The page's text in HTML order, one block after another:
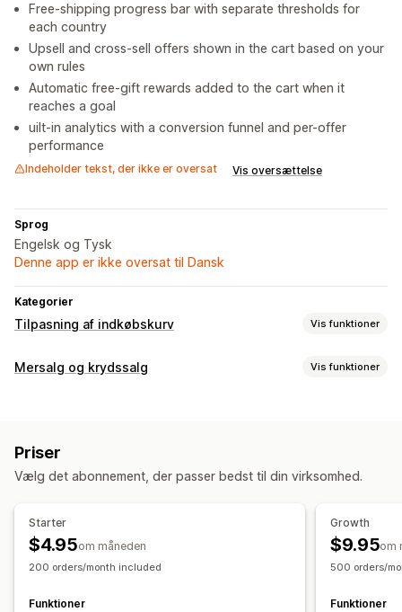
Free-shipping progress bar with separate thresholds for
each country
Upsell and cross-sell offers shown in the cart based on your
own rules
Automatic free-gift rewards added to the cart when it
reaches a goal
uilt-in analytics with a conversion funnel and per-offer
performance
Indeholder tekst, der ikke er oversat Vis oversættelse
Sprog
Engelsk og Tysk
Denne app er ikke oversat til Dansk
Kategorier
Tilpasning af indkøbskurv Vis funktioner
Kurvvisning
Fastgjort indkøbskurv
Køb mere, spar mere
Leveringsbjælke
Gratis gaver
Mersalg og krydssalg Vis funktioner
Indkøbskurvskuffe
Flere sprog Tilpassede regler
Gratis gaver
Analyser
Priser
Vælg det abonnement, der passer bedst til din virksomhed.
Starter
$4.95om måneden
200 orders/month included
Funktioner
Growth
$9.95om
500 orders/
Funktioner